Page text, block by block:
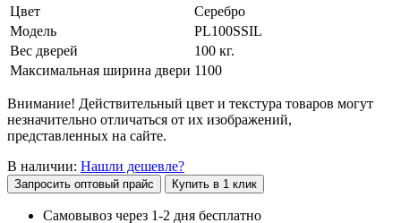
Цвет
Серебро
Модель
PL100SSIL
Вес дверей
100 кг.
Максимальная ширина двери 1100
Внимание! Действительный цвет и текстура товаров могут
незначительно отличаться от их изображений,
представленных на сайте.
В наличии: Нашли дешевле?
Запросить оптовый прайс Купить в 1 клик
Самовывоз через 1-2 дня бесплатно